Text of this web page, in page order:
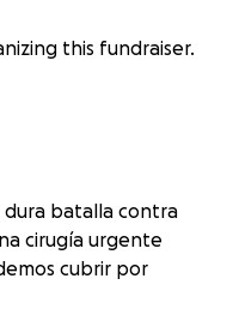
this fundraiser.
batalla contra
cirugía urgente
cubrir por